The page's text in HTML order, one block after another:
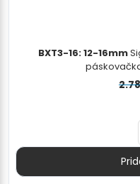
BXT3-16: 12-16mm